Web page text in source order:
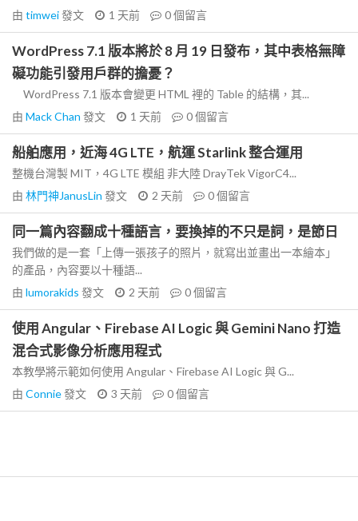
由 timwei發文 1 天前 0個留言
WordPress 7.1 版本將於 8 月 19 日發布，其中表格無障
礙功能引發用戶群的擔憂？
WordPress 7.1 版本會變更 HTML 裡的 Table 的結構，其...
由 Mack Chan 發文 1 天前 0個留言
船舶應用，近海 4G LTE，航運 Starlink 整合運用
整機台灣製 MIT，4G LTE 模組 非大陸 DrayTek VigorC4...
由 林門神JanusLin 發文 2 天前 0個留言
同一篇內容翻成十種語言，要換掉的不只是詞，是節日
我們做的是一套「上傳一張孩子的照片，就寫出並畫出一本繪本」
的產品，內容要以十種語...
由 lumorakids 發文 2 天前 0個留言
使用 Angular、Firebase AI Logic 與 Gemini Nano 打造
混合式影像分析應用程式
本教學將示範如何使用 Angular、Firebase AI Logic 與 G...
由 Connie發文 3 天前 0個留言